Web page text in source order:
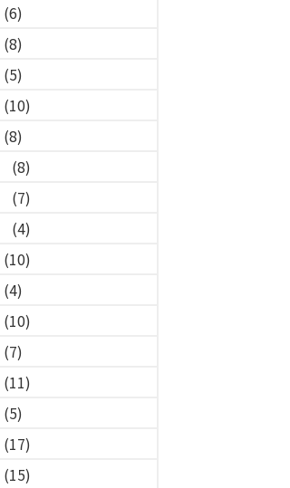
(6)
(8)
(5)
(10)
(8)
(8)
(7)
(4)
(10)
(4)
(10)
(7)
(11)
(5)
(17)
(15)